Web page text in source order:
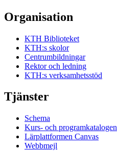
Organisation
KTH Biblioteket
KTH:s skolor
Centrumbildningar
Rektor och ledning
KTH:s verksamhetsstöd
Tjänster
Schema
Kurs- och programkatalogen
Lärplattformen Canvas
Webbmejl